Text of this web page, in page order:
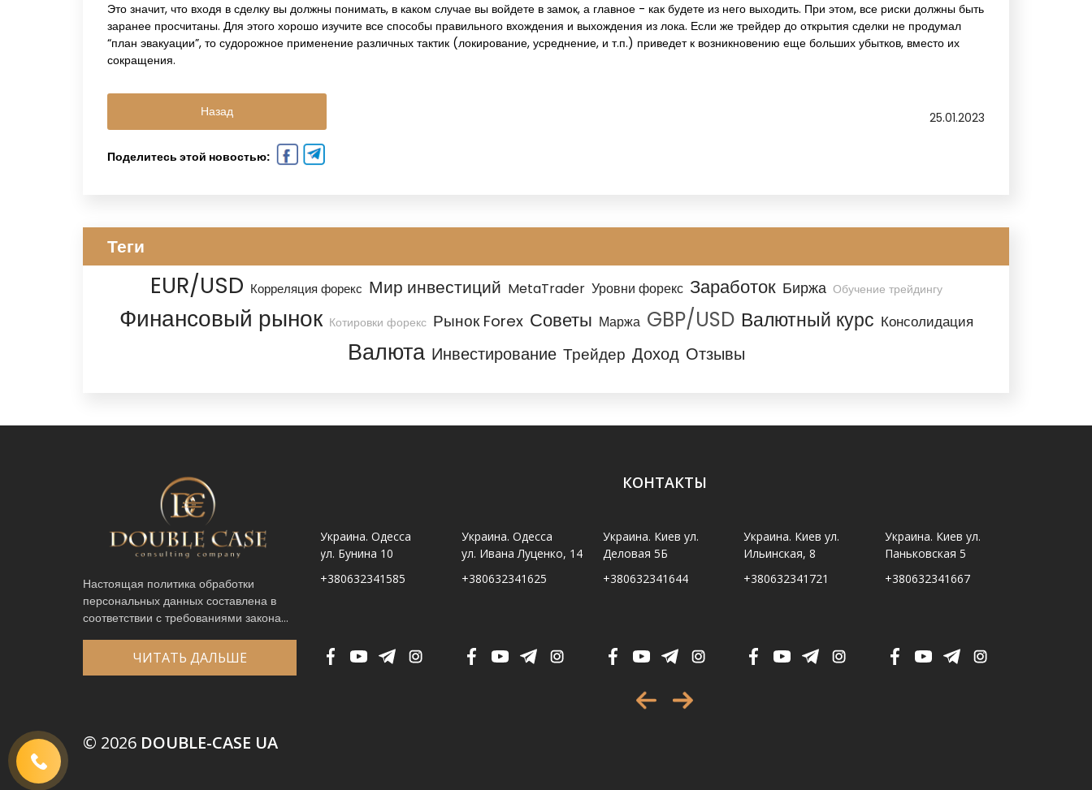
Это значит, что входя в сделку вы должны понимать, в каком случае вы войдете в замок, а главное - как будете из него выходить. При этом, все риски должны быть
заранее просчитаны. Для этого хорошо изучите все способы правильного вхождения и выхождения из лока. Если же трейдер до открытия сделки не продумал
“план эвакуации”, то судорожное применение различных тактик (локирование, усреднение, и т.п.) приведет к возникновению еще больших убытков, вместо их
сокращения.
Назад 25.01.2023
Поделитесь этой новостью:
Теги
EUR/USD Корреляция форекс Мир инвестиций MetaTrader Уровни форекс Заработок Биржа Обучение трейдингу
Финансовый рынок Котировки форекс Рынок Forex Советы Маржа GBP/USD Валютный курс Консолидация
Валюта Инвестирование Трейдер Доход Отзывы
Настоящая политика обработки
персональных данных составлена в
соответствии с требованиями закона...
ЧИТАТЬ ДАЛЬШЕ
КОНТАКТЫ
Украина. Львов ул.
+380632341740
Украина. Львов,
просп. Чорновола 67Г
+380632341780
Украина. Одесса
ул. Бунина 10
+380632341585
Украина. Одесса
ул. Ивана Луценко, 14
+380632341625
Украина. Киев ул.
Деловая 5Б
+380632341644
Украина. Киев ул.
Ильинская, 8
+380632341721
Украина. Киев ул.
Паньковская 5
+380632341667
© 2026 DOUBLE-CASE UA
Телефон*
Выберите город*